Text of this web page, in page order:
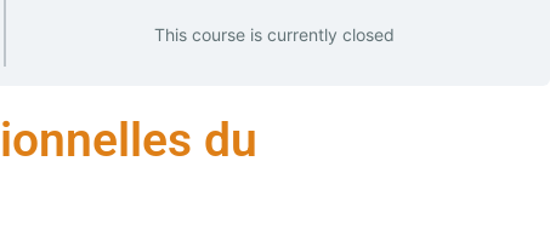
This course is currently closed
du